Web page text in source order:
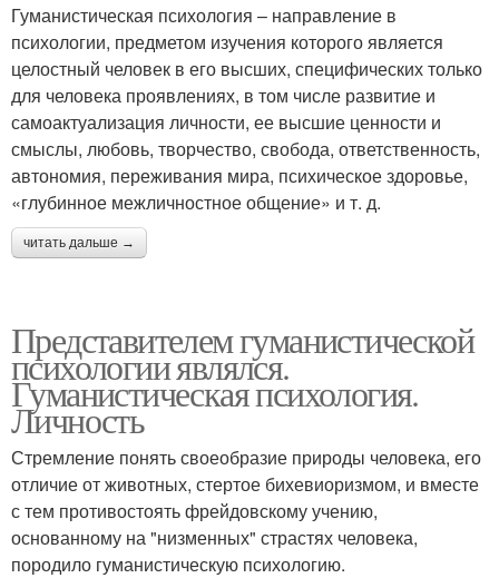
Гуманистическая психология – направление в
психологии, предметом изучения которого является
целостный человек в его высших, специфических только
для человека проявлениях, в том числе развитие и
самоактуализация личности, ее высшие ценности и
смыслы, любовь, творчество, свобода, ответственность,
автономия, переживания мира, психическое здоровье,
«глубинное межличностное общение» и т. д.
читать дальше →
Представителем гуманистической
психологии являлся.
Гуманистическая психология.
Личность
Стремление понять своеобразие природы человека, его
отличие от животных, стертое бихевиоризмом, и вместе
с тем противостоять фрейдовскому учению,
основанному на "низменных" страстях человека,
породило гуманистическую психологию.